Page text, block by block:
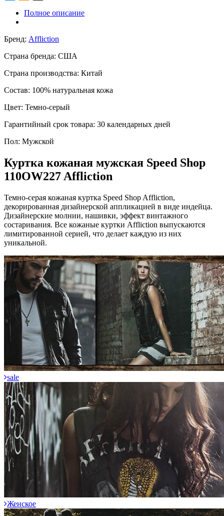
Полное описание
Бренд: Affliction
Страна бренда: США
Страна производства: Китай
Состав: 100% натуральная кожа
Цвет: Темно-серый
Гарантийный срок товара: 30 календарных дней
Пол: Мужской
Куртка кожаная мужская Speed Shop
110OW227 Affliction
Темно-серая кожаная куртка Speed Shop Affliction,
декорированная дизайнерской аппликацией в виде индейца.
Дизайнерские молнии, нашивки, эффект винтажного
состаривания. Вcе кожаные куртки Affliction выпускаются
лимитированной серией, что делает каждую из них
уникальной.
sale
Женское